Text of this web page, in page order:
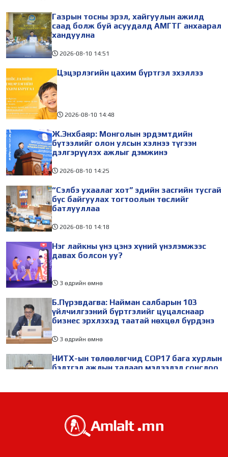
ны өдрүүдэд зохион
байгуулагдаж
Чингэлтэйн 14, 18 дугаар
Газрын тосны эрэл, хайгуулын ажилд
саад болж буй асуудалд АМГТГ анхаарал
хандуулна
2026-08-10 14:51
Цэцэрлэгийн цахим бүртгэл эхэллээ
2026-08-10 14:48
Ж.Энхбаяр: Монголын эрдэмтдийн
бүтээлийг олон улсын хэлнээ түгээн
дэлгэрүүлэх ажлыг дэмжинэ
2026-08-10 14:25
“Сэлбэ ухаалаг хот” эдийн засгийн тусгай
бүс байгуулах тогтоолын төслийг
батлууллаа
2026-08-10 14:18
Нэг лайкны үнэ цэнэ хүний үнэлэмжээс
давах болсон уу?
3 өдрийн өмнө
Б.Пүрэвдагва: Найман салбарын 103
үйлчилгээний бүртгэлийг цуцалснаар
бизнес эрхлэхэд таатай нөхцөл бүрдэнэ
3 өдрийн өмнө
НИТХ-ын төлөөлөгчид COP17 бага хурлын
бэлтгэл ажлын талаар мэдээлэл сонслоо
БНХАУ-ын Ляонин мужийн төлөөлөгчид
НИТХ-ын үйл ажиллагаатай танилцлаа